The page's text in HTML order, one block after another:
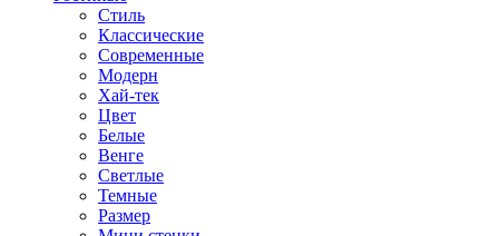
Стиль
Классические
Современные
Модерн
Хай-тек
Цвет
Белые
Венге
Светлые
Темные
Размер